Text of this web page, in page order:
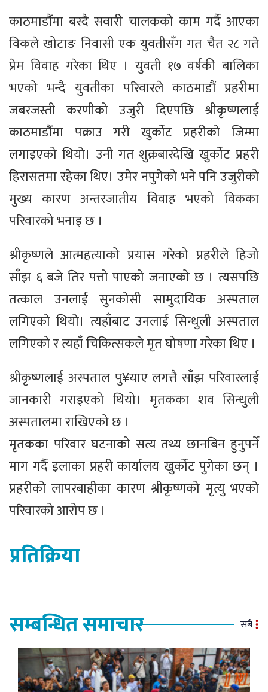
काठमाडौंमा बस्दै सवारी चालकको काम गर्दै आएका
विकले खोटाङ निवासी एक युवतीसँग गत चैत २८ गते
प्रेम विवाह गरेका थिए । युवती १७ वर्षकी बालिका
भएको भन्दै युवतीका परिवारले काठमाडौं प्रहरीमा
जबरजस्ती करणीको उजुरी दिएपछि श्रीकृष्णलाई
काठमाडौंमा पक्राउ गरी खुर्कोट प्रहरीको जिम्मा
लगाइएको थियो। उनी गत शुक्रबारदेखि खुर्कोट प्रहरी
हिरासतमा रहेका थिए। उमेर नपुगेको भने पनि उजुरीको
मुख्य कारण अन्तरजातीय विवाह भएको विकका
परिवारको भनाइ छ ।
श्रीकृष्णले आत्महत्याको प्रयास गरेको प्रहरीले हिजो
साँझ ६ बजे तिर पत्तो पाएको जनाएको छ । त्यसपछि
तत्काल उनलाई सुनकोसी सामुदायिक अस्पताल
लगिएको थियो। त्यहाँबाट उनलाई सिन्धुली अस्पताल
लगिएको र त्यहाँ चिकित्सकले मृत घोषणा गरेका थिए ।
श्रीकृष्णलाई अस्पताल पु¥याए लगत्तै साँझ परिवारलाई
जानकारी गराइएको थियो। मृतकका शव सिन्धुली
अस्पतालमा राखिएको छ ।
मृतकका परिवार घटनाको सत्य तथ्य छानबिन हुनुपर्ने
माग गर्दै इलाका प्रहरी कार्यालय खुर्कोट पुगेका छन् ।
प्रहरीको लापरबाहीका कारण श्रीकृष्णको मृत्यु भएको
परिवारको आरोप छ ।
प्रतिक्रिया
सम्बन्धित समाचार सबै